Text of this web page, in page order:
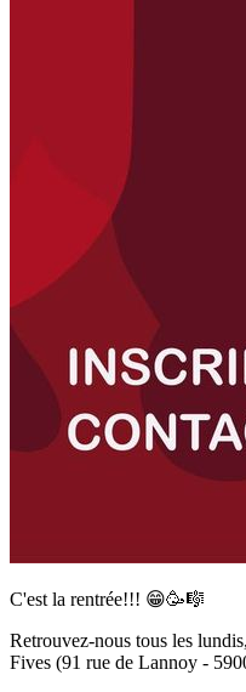
C'est la rentrée!!! 😁🥳🎼
Retrouvez-nous tous les
Fives (91 rue de Lannoy -